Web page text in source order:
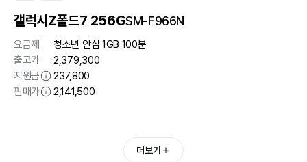
갤럭시Z폴드7 256GSM-F966N
요금제
청소년 안심 1GB 100분
출고가
2,379,300
지원금
237,800
판매가
2,141,500
더보기